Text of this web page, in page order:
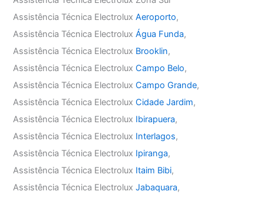
Assistência Técnica ElectroluxAeroporto,
Assistência Técnica ElectroluxÁgua Funda,
Assistência Técnica Electrolux Brooklin,
Assistência Técnica ElectroluxCampo Belo,
Assistência Técnica ElectroluxCampo Grande,
Assistência Técnica ElectroluxCidade Jardim,
Assistência Técnica Electrolux Ibirapuera,
Assistência Técnica Electrolux Interlagos,
Assistência Técnica Electrolux Ipiranga,
Assistência Técnica Electrolux Itaim Bibi,
Assistência Técnica ElectroluxJabaquara,